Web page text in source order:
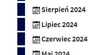
Sierpień 2024
Lipiec 2024
Czerwiec 2024